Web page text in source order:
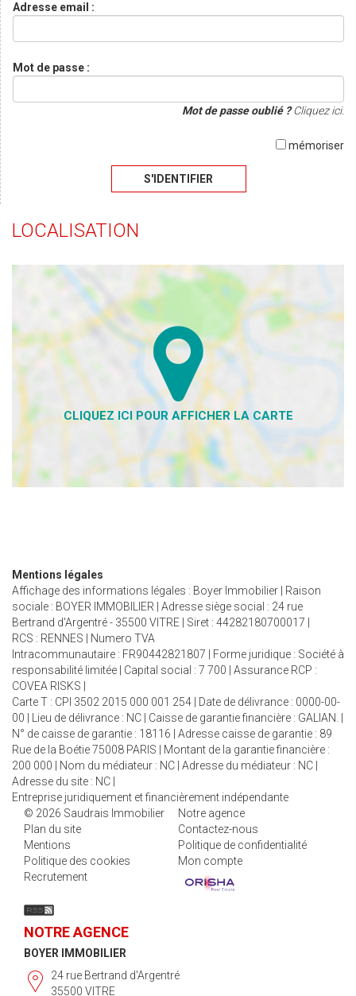
Adresse email :
Mot de passe :
Mot de passe oublié ?Cliquez ici.
mémoriser
S'IDENTIFIER
LOCALISATION
Mentions légales
Affichage des informations légales : Boyer Immobilier | Raison
sociale : BOYER IMMOBILIER | Adresse siège social : 24 rue
Bertrand d'Argentré - 35500 VITRE | Siret : 44282180700017 |
RCS : RENNES | Numero TVA
Intracommunautaire : FR90442821807 | Forme juridique : Société à
responsabilité limitée | Capital social : 7 700 | Assurance RCP :
COVEA RISKS |
Carte T : CPI 3502 2015 000 001 254 | Date de délivrance : 0000-00-
00 | Lieu de délivrance : NC | Caisse de garantie financière : GALIAN. |
N° de caisse de garantie : 18116 | Adresse caisse de garantie : 89
Rue de la Boétie 75008 PARIS | Montant de la garantie financière :
200 000 | Nom du médiateur : NC | Adresse du médiateur : NC |
Adresse du site : NC |
Entreprise juridiquement et financièrement indépendante
© 2026 Saudrais Immobilier
Notre agence
Plan du site
Contactez-nous
Mentions
Politique de confidentialité
Politique des cookies
Mon compte
Recrutement
NOTRE AGENCE
BOYER IMMOBILIER
24 rue Bertrand d'Argentré
35500 VITRE